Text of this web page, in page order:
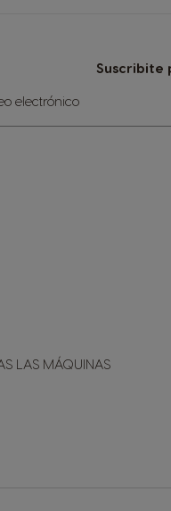
Suscribite
electrónico
LAS MÁQUINAS